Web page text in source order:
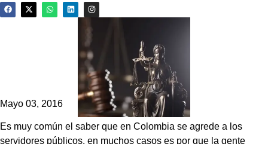
Mayo 03, 2016
Es muy común el saber que en Colombia se agrede a los
servidores públicos, en muchos casos es por que la gente